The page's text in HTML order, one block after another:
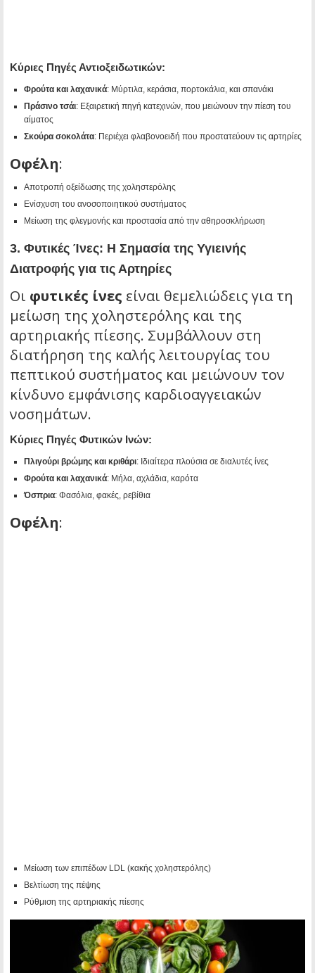
Κύριες Πηγές Αντιοξειδωτικών:
Φρούτα και λαχανικά: Μύρτιλα, κεράσια, πορτοκάλια, και σπανάκι
Πράσινο τσάι: Εξαιρετική πηγή κατεχινών, που μειώνουν την πίεση του
αίματος
Σκούρα σοκολάτα: Περιέχει φλαβονοειδή που προστατεύουν τις αρτηρίες
Οφέλη:
Αποτροπή οξείδωσης της χοληστερόλης
Ενίσχυση του ανοσοποιητικού συστήματος
Μείωση της φλεγμονής και προστασία από την αθηροσκλήρωση
3. Φυτικές Ίνες: Η Σημασία της Υγιεινής
Διατροφής για τις Αρτηρίες
Οι φυτικές ίνες είναι θεμελιώδεις για τη
μείωση της χοληστερόλης και της
αρτηριακής πίεσης. Συμβάλλουν στη
διατήρηση της καλής λειτουργίας του
πεπτικού συστήματος και μειώνουν τον
κίνδυνο εμφάνισης καρδιοαγγειακών
νοσημάτων.
Κύριες Πηγές Φυτικών Ινών:
Πλιγούρι βρώμης και κριθάρι: Ιδιαίτερα πλούσια σε διαλυτές ίνες
Φρούτα και λαχανικά: Μήλα, αχλάδια, καρότα
Όσπρια: Φασόλια, φακές, ρεβίθια
Οφέλη:
Μείωση των επιπέδων LDL (κακής χοληστερόλης)
Βελτίωση της πέψης
Ρύθμιση της αρτηριακής πίεσης